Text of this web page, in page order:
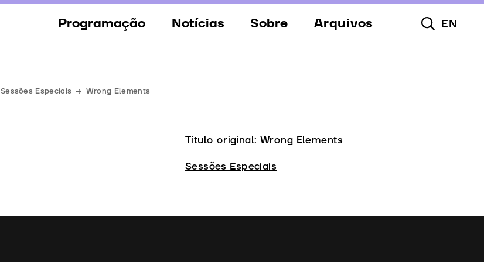
Programação
Eventos
Notícias Sobre
Equipa
Downloads
Arquivos Pesquisar
EN
Sessões Especiais Wrong Elements
Título original: Wrong Elements
Sessões Especiais